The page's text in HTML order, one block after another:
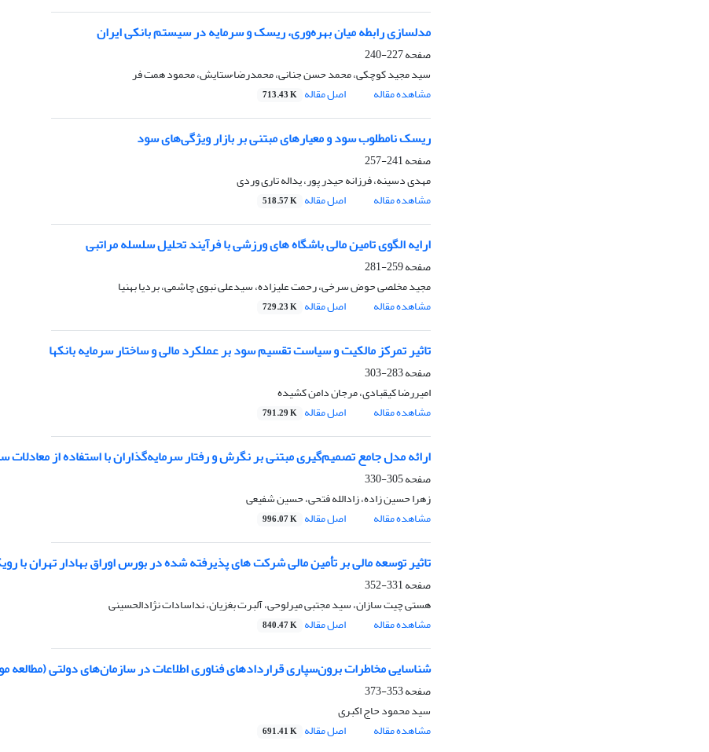
مدلسازی رابطه میان بهره‌وری، ریسک و سرمایه در سیستم بانکی ایران
صفحه227-240
سید مجید کوچکی، محمد حسن جنانی، محمدرضا ُستایش، محمود همت فر
مشاهده مقاله
اصل مقاله 713.43 K
ریسک نامطلوب سود و معیارهای مبتنی بر بازار ویژگی‌های سود
صفحه241-257
مهدی دسینه، فرزانه حیدر پور، یداله تاری وردی
مشاهده مقاله
اصل مقاله 518.57 K
ارایه الگوی تامین مالی باشگاه های ورزشی با فرآیند تحلیل سلسله مراتبی
صفحه259-281
مجید مخلصی حوض سرخی، رحمت علیزاده، سیدعلی نبوی چاشمی، بردیا بهنیا
مشاهده مقاله
اصل مقاله 729.23 K
تاثیر تمرکز مالکیت و سیاست تقسیم سود بر عملکرد مالی و ساختار سرمایه بانکها
صفحه283-303
امیررضا کیقبادی، مرجان دامن کشیده
مشاهده مقاله
اصل مقاله 791.29 K
ارائه مدل جامع تصمیم‌گیری مبتنی بر نگرش و رفتار سرمایه‌گذاران با استفاده از معادلات
صفحه305-330
زهرا حسین زاده، زادالله فتحی، حسین شفیعی
مشاهده مقاله
اصل مقاله 996.07 K
تاثیر توسعه مالی بر تأمین مالی شرکت های پذیرفته شده در بورس اوراق بهادار تهران با
صفحه331-352
هستی چیت سازان، سید مجتبی میرلوحی، آلبرت بغزیان، نداسادات نژادالحسینی
مشاهده مقاله
اصل مقاله 840.47 K
شناسایی مخاطرات برون‌سپاری قراردادهای فناوری اطلاعات در سازمان‌های دولتی
صفحه353-373
سید محمود حاج اکبری
مشاهده مقاله
اصل مقاله 691.41 K